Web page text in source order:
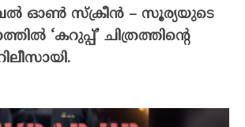
ഓൺ സ്‌ക്രീൻ – സൂര്യയുടെ
‘കറുപ്പ്’ ചിത്രത്തിന്റെ